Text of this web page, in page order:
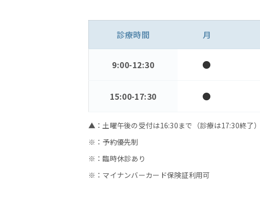
診療時間 月
9:00-12:30 ●
15:00-17:30 ●
▲：土曜午後の受付は16:30まで（診療は17:30終了）
※：予約優先制
※：臨時休診あり
※：マイナンバーカード保険証利用可